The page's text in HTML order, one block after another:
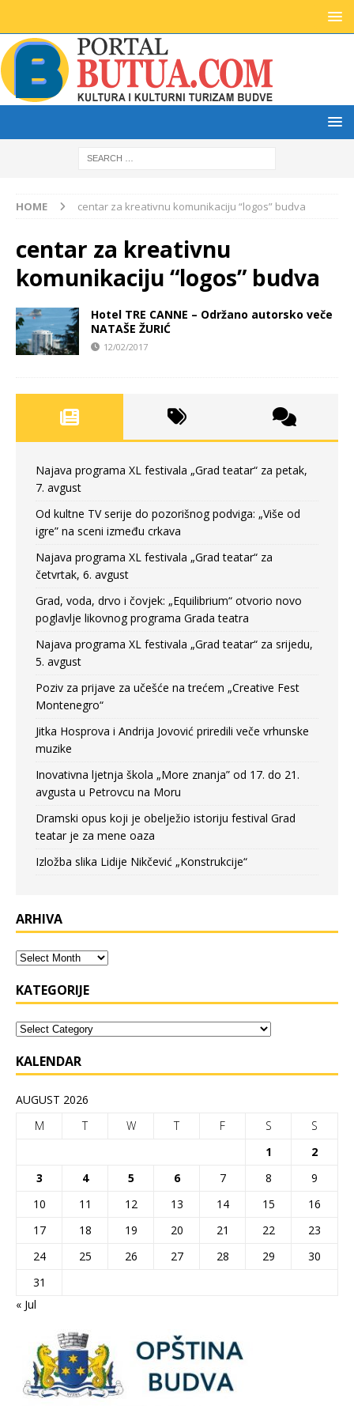
HOME centar za kreativnu komunikaciju “logos” budva
centar za kreativnu
komunikaciju “logos” budva
Hotel TRE CANNE – Održano autorsko veče
NATAŠE ŽURIĆ
12/02/2017
Najava programa XL festivala „Grad teatar“ za petak,
7. avgust
Od kultne TV serije do pozorišnog podviga: „Više od
igre” na sceni između crkava
Najava programa XL festivala „Grad teatar“ za
četvrtak, 6. avgust
Grad, voda, drvo i čovjek: „Equilibrium“ otvorio novo
poglavlje likovnog programa Grada teatra
Najava programa XL festivala „Grad teatar“ za srijedu,
5. avgust
Poziv za prijave za učešće na trećem „Creative Fest
Montenegro“
Jitka Hosprova i Andrija Jovović priredili veče vrhunske
muzike
Inovativna ljetnja škola „More znanja” od 17. do 21.
avgusta u Petrovcu na Moru
Dramski opus koji je obelježio istoriju festival Grad
teatar je za mene oaza
Izložba slika Lidije Nikčević „Konstrukcije“
ARHIVA
KATEGORIJE
KALENDAR
AUGUST 2026
M
T W T F S
S
1
2
3
4 5 6 7 8
9
10
11 12 13 14 15
16
17
18 19 20 21 22
23
24
25 26 27 28 29
30
31
« Jul